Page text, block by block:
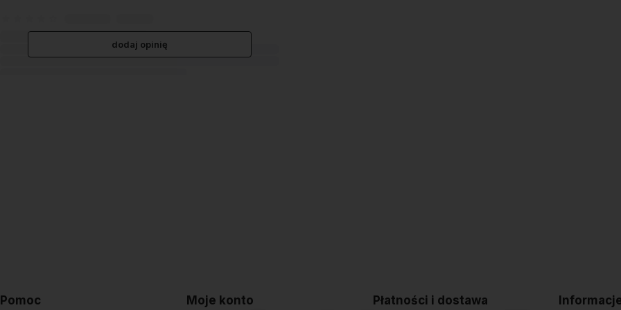
dodaj opinię
Pomoc Moje konto Płatności i dostawa